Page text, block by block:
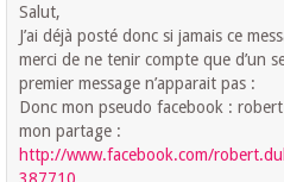
Salut,
J’ai déjà posté donc si jamais ce
merci de ne tenir compte que d’un
premier message n’apparait pas :
Donc mon pseudo facebook :
mon partage :
http://www.facebook.com/
387710